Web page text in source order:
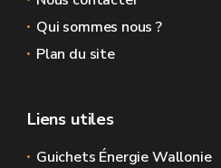
Qui sommes nous ?
Plan du site
Liens utiles
Guichets Énergie Wallonie